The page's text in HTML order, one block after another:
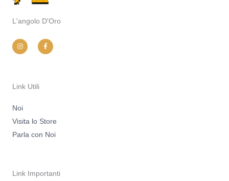
L'angolo D'Oro
n
s
t
m
a
c
e
Link Utili
Noi
Visita lo Store
Parla con Noi
Link Importanti